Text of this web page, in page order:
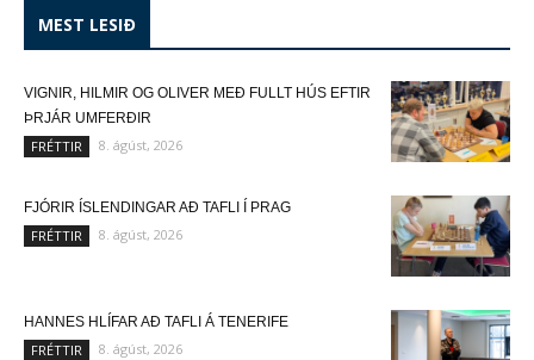
MEST LESIÐ
VIGNIR, HILMIR OG OLIVER MEÐ FULLT HÚS EFTIR
ÞRJÁR UMFERÐIR
FRÉTTIR 8. ágúst, 2026
FJÓRIR ÍSLENDINGAR AÐ TAFLI Í PRAG
FRÉTTIR 8. ágúst, 2026
HANNES HLÍFAR AÐ TAFLI Á TENERIFE
FRÉTTIR 8. ágúst, 2026